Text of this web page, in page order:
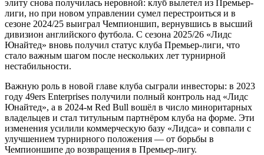
элиту снова получилась неровной: клуб вылетел из Премьер-
лиги, но при новом управлении сумел перестроиться и в
сезоне 2024/25 выиграл Чемпионшип, вернувшись в высший
дивизион английского футбола. С сезона 2025/26 «Лидс
Юнайтед» вновь получил статус клуба Премьер-лиги, что
стало важным шагом после нескольких лет турнирной
нестабильности.
Важную роль в новой главе клуба сыграли инвесторы: в 2023
году 49ers Enterprises получили полный контроль над «Лидс
Юнайтед», а в 2024-м Red Bull вошёл в число миноритарных
владельцев и стал титульным партнёром клуба на форме. Эти
изменения усилили коммерческую базу «Лидса» и совпали с
улучшением турнирного положения — от борьбы в
Чемпионшипе до возвращения в Премьер-лигу.